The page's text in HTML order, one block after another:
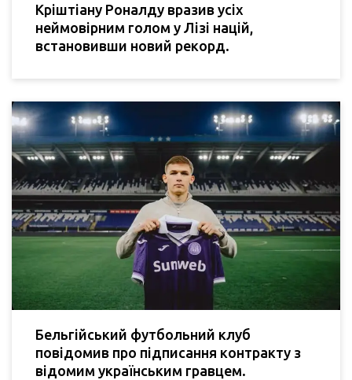
Кріштіану Роналду вразив усіх
неймовірним голом у Лізі націй,
встановивши новий рекорд.
Бельгійський футбольний клуб
повідомив про підписання контракту з
відомим українським гравцем.